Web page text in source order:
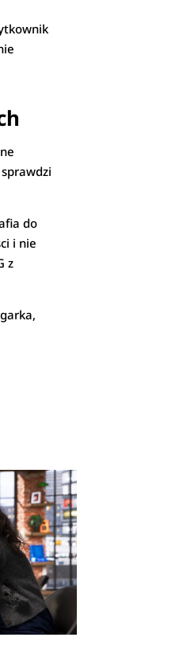
do
i nie
z